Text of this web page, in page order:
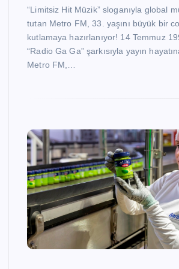
“Limitsiz Hit Müzik” sloganıyla global
tutan Metro FM, 33. yaşını büyük bir
kutlamaya hazırlanıyor! 14 Temmuz
“Radio Ga Ga” şarkısıyla yayın
Metro FM,…